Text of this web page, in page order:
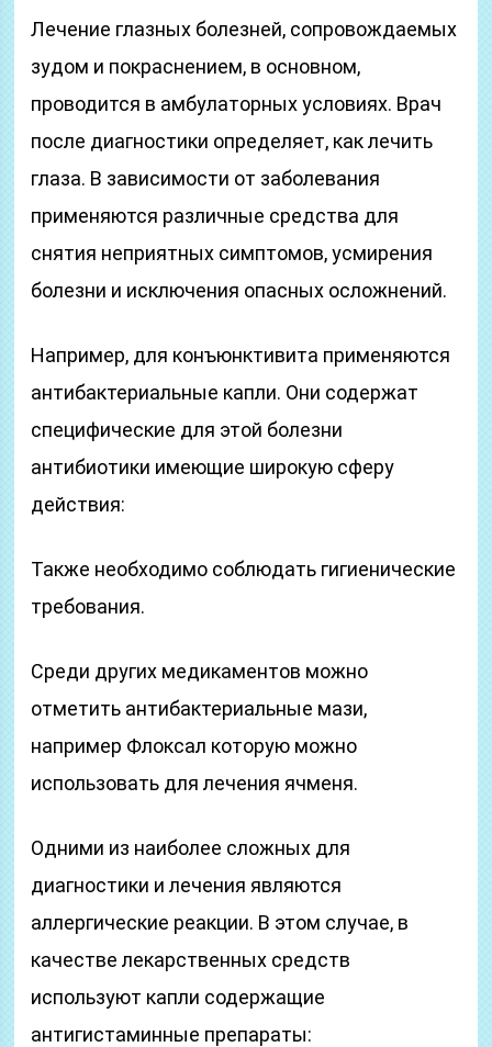
Лечение глазных болезней, сопровождаемых
зудом и покраснением, в основном,
проводится в амбулаторных условиях. Врач
после диагностики определяет, как лечить
глаза. В зависимости от заболевания
применяются различные средства для
снятия неприятных симптомов, усмирения
болезни и исключения опасных осложнений.
Например, для конъюнктивита применяются
антибактериальные капли. Они содержат
специфические для этой болезни
антибиотики имеющие широкую сферу
действия:
Также необходимо соблюдать гигиенические
требования.
Среди других медикаментов можно
отметить антибактериальные мази,
например Флоксал которую можно
использовать для лечения ячменя.
Одними из наиболее сложных для
диагностики и лечения являются
аллергические реакции. В этом случае, в
качестве лекарственных средств
используют капли содержащие
антигистаминные препараты: